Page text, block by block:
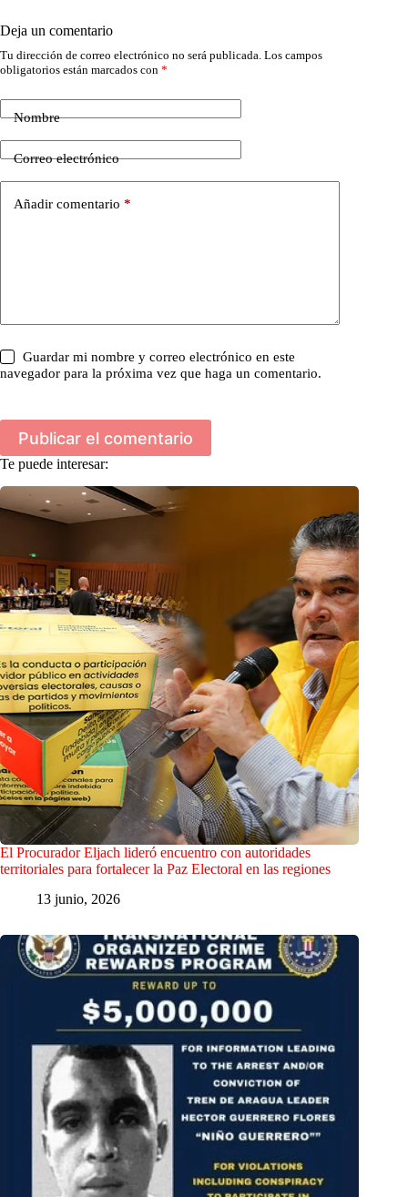
Deja un comentario
Tu dirección de correo electrónico no será publicada. Los campos
obligatorios están marcados con *
Nombre
Correo electrónico
Añadir comentario *
Guardar mi nombre y correo electrónico en este
navegador para la próxima vez que haga un comentario.
Publicar el comentario
Te puede interesar:
El Procurador Eljach lideró encuentro con autoridades
territoriales para fortalecer la Paz Electoral en las regiones
13 junio, 2026